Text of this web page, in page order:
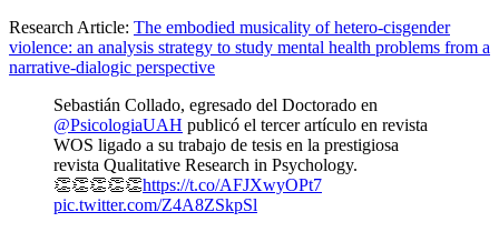
Research Article: The embodied musicality of hetero-cisgender
violence: an analysis strategy to study mental health problems from a
narrative-dialogic perspective
Sebastián Collado, egresado del Doctorado en
@PsicologiaUAH publicó el tercer artículo en revista
WOS ligado a su trabajo de tesis en la prestigiosa
revista Qualitative Research in Psychology.
👏👏👏👏👏https://t.co/AFJXwyOPt7
pic.twitter.com/Z4A8ZSkpSl